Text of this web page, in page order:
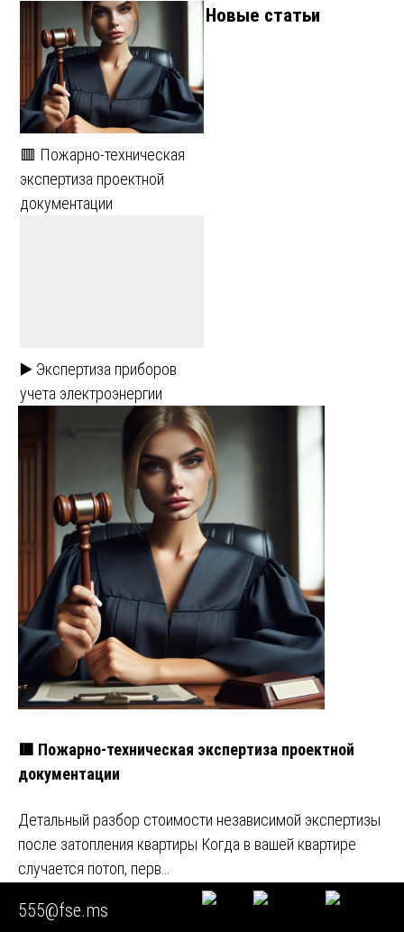
🟥 Пожарно-техническая
экспертиза проектной
документации
▶️ Экспертиза приборов
учета электроэнергии
Новые статьи
🟥 Пожарно-техническая экспертиза проектной
документации
Детальный разбор стоимости независимой экспертизы
после затопления квартиры Когда в вашей квартире
случается потоп, перв…
555@fse.ms